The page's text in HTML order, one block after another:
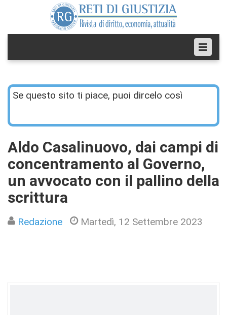
Se questo sito ti piace, puoi dircelo così
Aldo Casalinuovo, dai campi di
concentramento al Governo,
un avvocato con il pallino della
scrittura
Redazione Martedì, 12 Settembre 2023